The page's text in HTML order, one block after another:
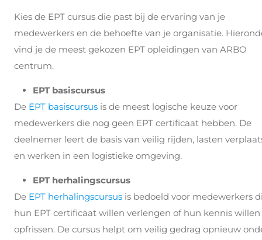
Kies de EPT cursus die past bij de ervaring van je
medewerkers en de behoefte van je organisatie.
vind je de meest gekozen EPT opleidingen van ARBO
centrum.
EPT basiscursus
De EPT basiscursus is de meest logische keuze voor
medewerkers die nog geen EPT certificaat hebben. De
deelnemer leert de basis van veilig rijden, lasten
en werken in een logistieke omgeving.
EPT herhalingscursus
De EPT herhalingscursus is bedoeld voor medewerkers
hun EPT certificaat willen verlengen of hun kennis willen
opfrissen. De cursus helpt om veilig gedrag opnieuw